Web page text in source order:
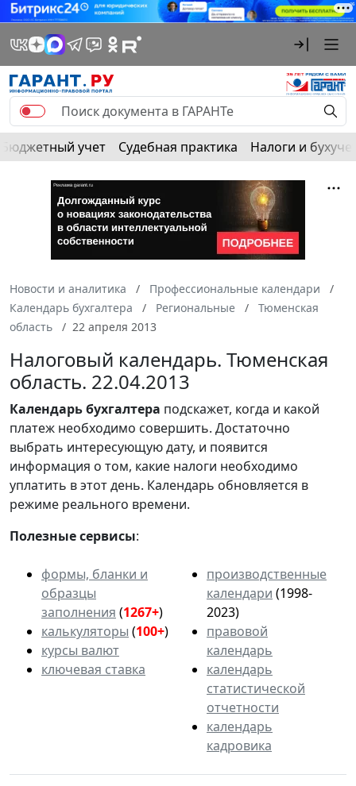
Бюджетный учет Судебная практика Налоги и
Новости и аналитика
Профессиональные календари
Календарь бухгалтера
Региональные
Тюменская
область
22 апреля 2013
Налоговый календарь. Тюменская
область. 22.04.2013
Календарьбухгалтера подскажет, когда и какой
платеж необходимо совершить. Достаточно
выбрать интересующую дату, и появится
информация о том, какие налоги необходимо
уплатить в этот день. Календарь обновляется в
режиме реального времени.
Полезные сервисы:
формы, бланки и
образцы
заполнения (1267+)
калькуляторы (100+)
курсы валют
ключевая ставка
производственные
календари (1998-
2023)
правовой
календарь
календарь
статистической
отчетности
календарь
кадровика